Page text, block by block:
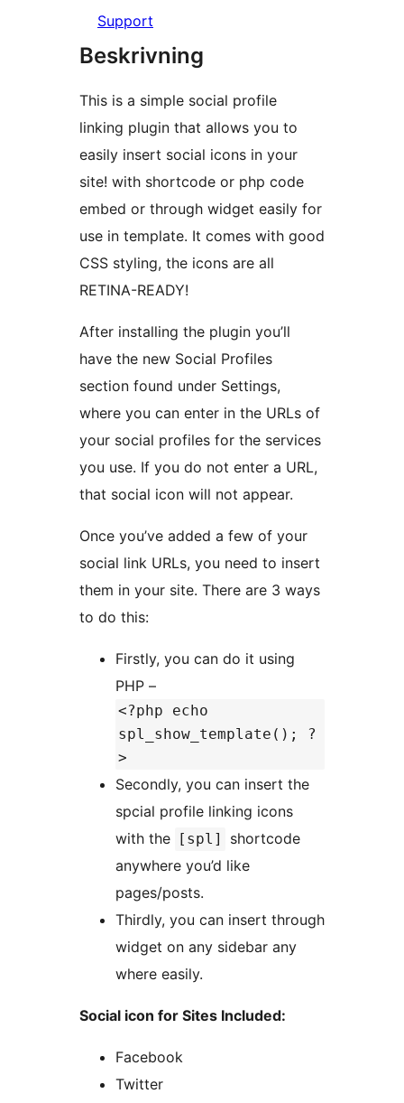
Support
Beskrivning
This is a simple social profile
linking plugin that allows you to
easily insert social icons in your
site! with shortcode or php code
embed or through widget easily for
use in template. It comes with good
CSS styling, the icons are all
RETINA-READY!
After installing the plugin you’ll
have the new Social Profiles
section found under Settings,
where you can enter in the URLs of
your social profiles for the services
you use. If you do not enter a URL,
that social icon will not appear.
Once you’ve added a few of your
social link URLs, you need to insert
them in your site. There are 3 ways
to do this:
Firstly, you can do it using
PHP –
<?php echo
spl_show_template(); ?
>
Secondly, you can insert the
spcial profile linking icons
with the
[spl]
shortcode
anywhere you’d like
pages/posts.
Thirdly, you can insert through
widget on any sidebar any
where easily.
Social icon for Sites Included:
Facebook
Twitter